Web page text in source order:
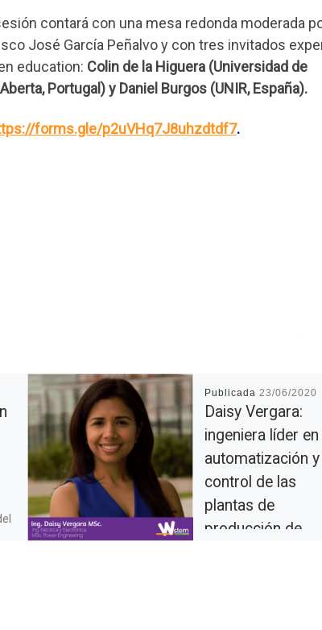
contará con una mesa redonda moderada
José García Peñalvo y con tres invitados
education: Colin de la Higuera (Universidad de
Portugal) y Daniel Burgos (UNIR, España).
forms.gle/p2uVHq7J8uhzdtdf7.
Publicada 23/06/2020
Daisy Vergara:
ingeniera líder en
automatización y
control de las
plantas de
producción de